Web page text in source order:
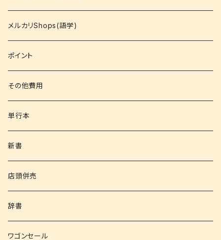
コミック
文庫
その他書籍
書籍以外
メルカリShops(語学)
ポイント
その他費用
単行本
新書
店頭併売
辞書
ワゴンセール